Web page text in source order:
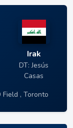
Irak
DT: Jesús
Casas
Field , Toronto